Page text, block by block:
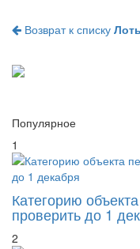
Возврат к списку
Популярное
1
Категорию
проверить до 1
2